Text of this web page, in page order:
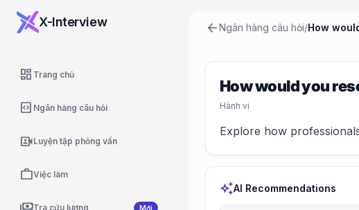
X-Interview
dashboard Trang chủ
code_blocks Ngân hàng câu hỏi
video_camera_frontLuyện tập phỏng vấn
workViệc làm
Tra cứu lương Mới
arrow_backNgân hàng câu hỏi/How
How would you
Hành vi
Explore how
auto_awesomeAI Recommendations